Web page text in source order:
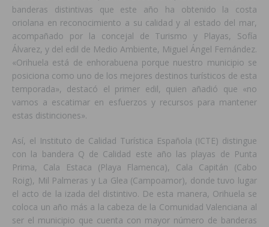
banderas distintivas que este año ha obtenido la costa
oriolana en reconocimiento a su calidad y al estado del mar,
acompañado por la concejal de Turismo y Playas, Sofía
Álvarez, y del edil de Medio Ambiente, Miguel Ángel Fernández.
«Orihuela está de enhorabuena porque nuestro municipio se
posiciona como uno de los mejores destinos turísticos de esta
temporada», destacó el primer edil, quien añadió que «no
vamos a escatimar en esfuerzos y recursos para mantener
estas distinciones».
Así, el Instituto de Calidad Turística Española (ICTE) distingue
con la bandera Q de Calidad este año las playas de Punta
Prima, Cala Estaca (Playa Flamenca), Cala Capitán (Cabo
Roig), Mil Palmeras y La Glea (Campoamor), donde tuvo lugar
el acto de la izada del distintivo. De esta manera, Orihuela se
coloca un año más a la cabeza de la Comunidad Valenciana al
ser el municipio que cuenta con mayor número de banderas